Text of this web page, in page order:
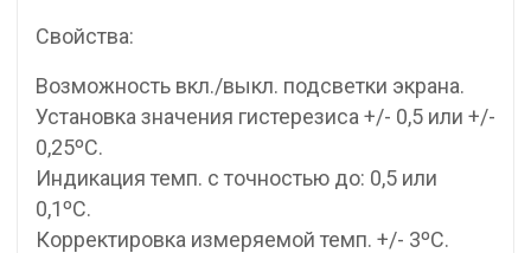
Свойства:
Возможность вкл./выкл. подсветки экрана.
Установка значения гистерезиса +/- 0,5 или +/-
0,25ºC.
Индикация темп. с точностью до: 0,5 или
0,1ºC.
Корректировка измеряемой темп. +/- 3ºC.